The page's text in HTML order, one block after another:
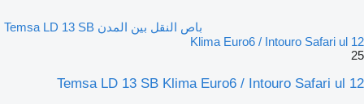
باص النقل بين المدن Temsa LD 13 SB
Klima Euro6 / Intouro Safari ul 12
25
Temsa LD 13 SB Klima Euro6 / Intouro Safari ul 12